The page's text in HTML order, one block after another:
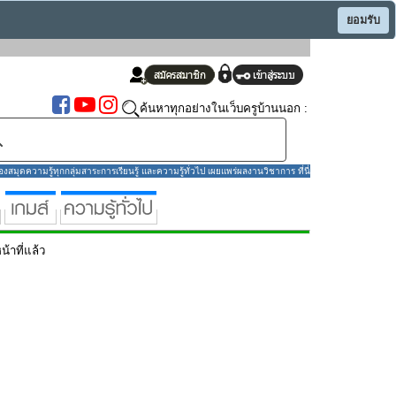
ยอมรับ
ค้นหาทุกอย่างในเว็บครูบ้านนอก :
มุดความรู้ทุกกลุ่มสาระการเรียนรู้ และความรู้ทั่วไป เผยแพร่ผลงานวิชาการ ที่นี่
าที่แล้ว